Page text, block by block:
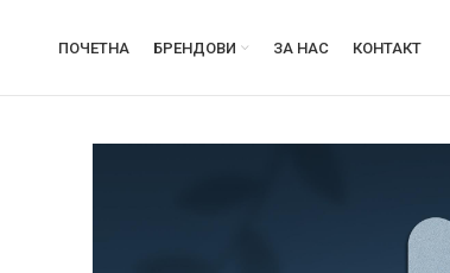
ПОЧЕТНА БРЕНДОВИ ЗА НАС КОНТАКТ